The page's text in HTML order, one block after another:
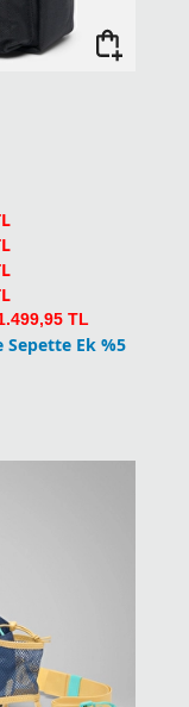
TL
Sepette Ek %5